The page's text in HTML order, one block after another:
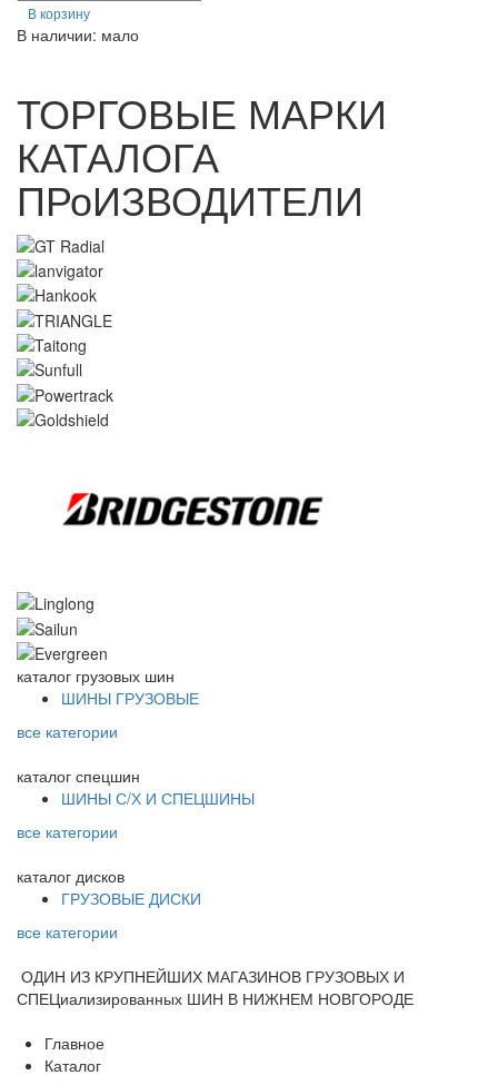
В корзину
В наличии: мало
ТОРГОВЫЕ МАРКИ
КАТАЛОГА
ПРоИЗВОДИТЕЛИ
каталог грузовых шин
ШИНЫ ГРУЗОВЫЕ
все категории
каталог спецшин
ШИНЫ С/Х И СПЕЦШИНЫ
все категории
каталог дисков
ГРУЗОВЫЕ ДИСКИ
все категории
ОДИН ИЗ КРУПНЕЙШИХ МАГАЗИНОВ ГРУЗОВЫХ И
СПЕЦиализированных ШИН В НИЖНЕМ НОВГОРОДЕ
Главное
Каталог